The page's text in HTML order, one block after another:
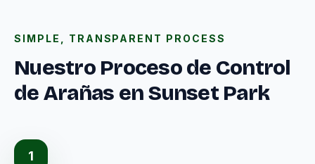
SIMPLE, TRANSPARENT PROCESS
Nuestro Proceso de Control
de Arañas en Sunset Park
1